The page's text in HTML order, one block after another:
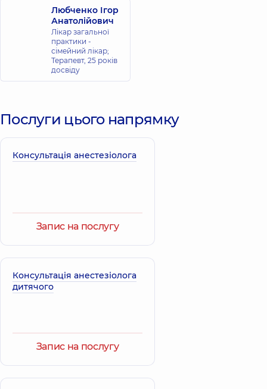
Любченко Ігор
Анатолійович
Лікар загальної
практики -
сімейний лікар;
Терапевт, 25 років
досвіду
Послуги цього напрямку
Консультація анестезіолога
Запис на послугу
Консультація анестезіолога
дитячого
Запис на послугу